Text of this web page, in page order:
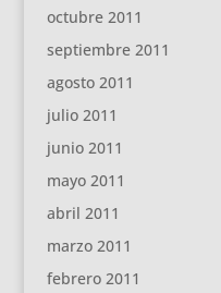
octubre 2011
septiembre 2011
agosto 2011
julio 2011
junio 2011
mayo 2011
abril 2011
marzo 2011
febrero 2011